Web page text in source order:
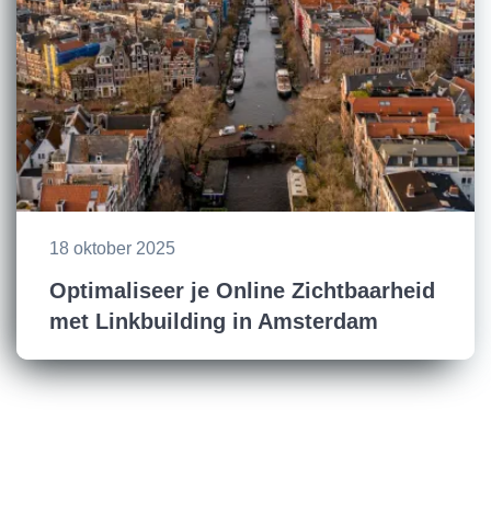
18 oktober 2025
Optimaliseer je Online Zichtbaarheid
met Linkbuilding in Amsterdam